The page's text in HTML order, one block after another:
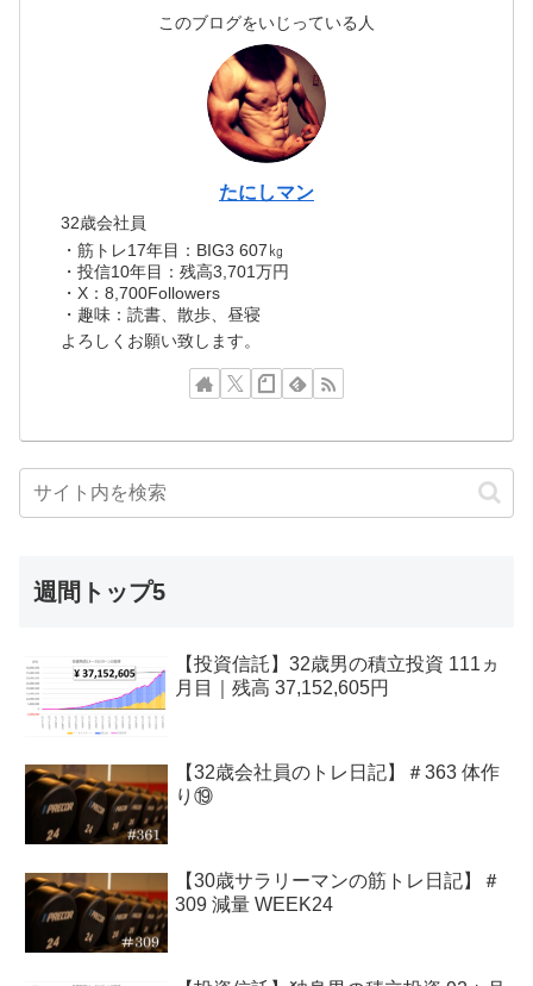
このブログをいじっている人
たにしマン
32歳会社員
・筋トレ17年目：BIG3 607㎏
・投信10年目：残高3,701万円
・X：8,700Followers
・趣味：読書、散歩、昼寝
よろしくお願い致します。
週間トップ5
【投資信託】32歳男の積立投資 111ヵ
月目｜残高 37,152,605円
【32歳会社員のトレ日記】＃363 体作
り⑲
【30歳サラリーマンの筋トレ日記】＃
309 減量 WEEK24